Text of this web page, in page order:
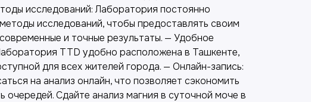
исследований: Лаборатория постоянно
исследований, чтобы предоставлять своим
и точные результаты. — Удобное
TTD удобно расположена в Ташкенте,
для всех жителей города. — Онлайн-запись:
на анализ онлайн, что позволяет сэкономить
очередей. Сдайте анализ магния в суточной моче в